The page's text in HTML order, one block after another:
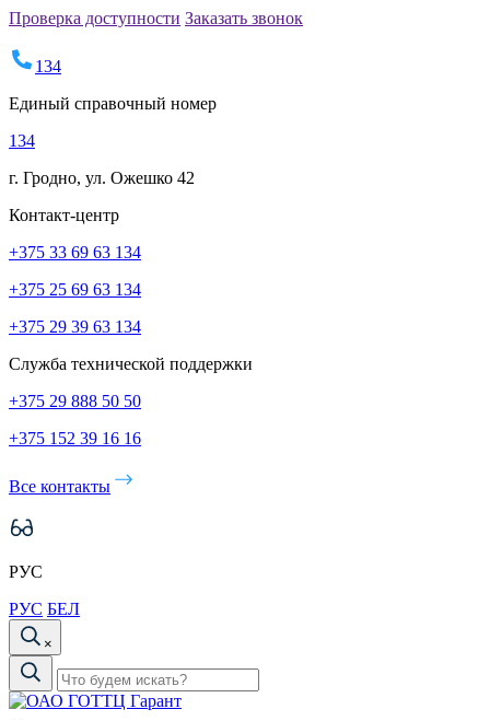
Проверка доступности Заказать звонок
134
Единый справочный номер
134
г. Гродно, ул. Ожешко 42
Контакт-центр
+375 33 69 63 134
+375 25 69 63 134
+375 29 39 63 134
Служба технической поддержки
+375 29 888 50 50
+375 152 39 16 16
Все контакты
РУС
РУС БЕЛ
×